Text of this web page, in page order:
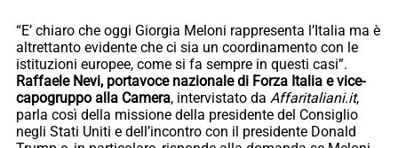
“E’ chiaro che oggi Giorgia Meloni rappresenta l’Italia ma è
altrettanto evidente che ci sia un coordinamento con le
istituzioni europee, come si fa sempre in questi casi”.
Raffaele Nevi, portavoce nazionale di Forza Italia e vice-
capogruppo alla Camera, intervistato da Affaritaliani.it,
parla così della missione della presidente del Consiglio
negli Stati Uniti e dell’incontro con il presidente Donald